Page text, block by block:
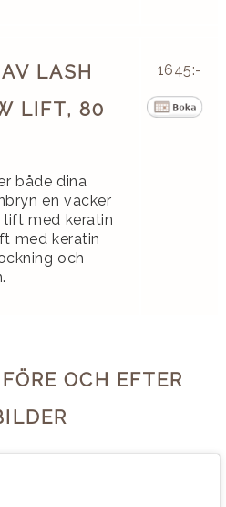
LASH
LIFT, 80
både dina
en vacker
lift med keratin
med keratin
och
1645:-
OCH EFTER